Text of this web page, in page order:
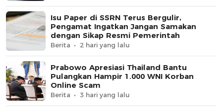
Isu Paper di SSRN Terus Bergulir,
Pengamat Ingatkan Jangan Samakan
dengan Sikap Resmi Pemerintah
Berita 2 hari yang lalu
Prabowo Apresiasi Thailand Bantu
Pulangkan Hampir 1.000 WNI Korban
Online Scam
Berita 3 hari yang lalu